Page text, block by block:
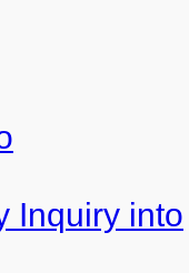
Inquiry into